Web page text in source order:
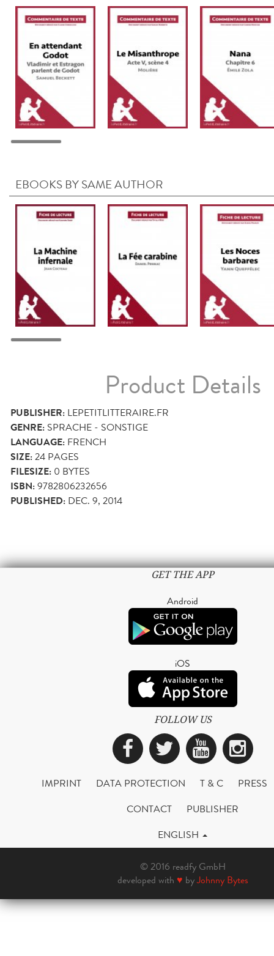
EBOOKS BY SAME AUTHOR
Product Details
PUBLISHER: LEPETITLITTERAIRE.FR
GENRE: SPRACHE - SONSTIGE
LANGUAGE: FRENCH
SIZE:24 PAGES
FILESIZE: 0 BYTES
ISBN:9782806232656
PUBLISHED: DEC. 9, 2014
GET THE APP
Android
iOS
FOLLOW US
Facebook
Twitter
IMPRINT DATA PROTECTION T & C
PRESS
CONTACT
PUBLISHER
ENGLISH
© 2016 readfy GmbH
developed with ♥ byJohnny Bytes